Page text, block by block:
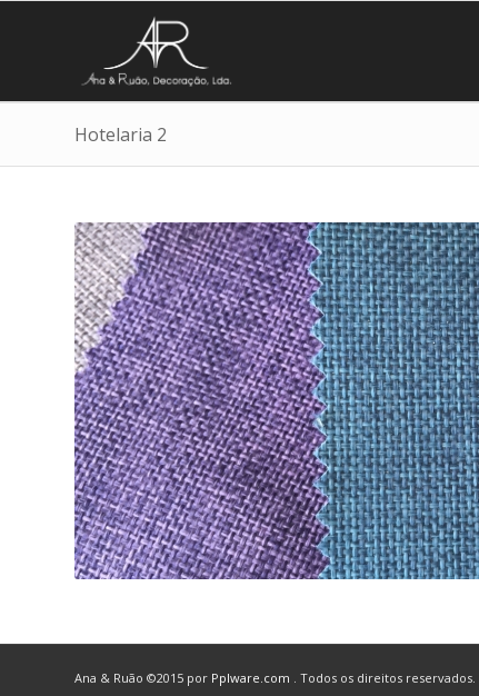
Hotelaria 2
Ana & Ruão ©2015 por Pplware.com . Todos os direitos reservados.